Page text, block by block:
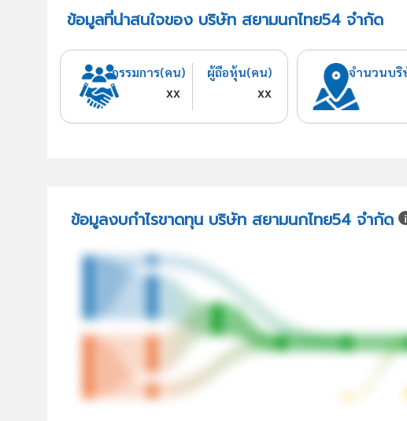
ข้อมูลที่น่าสนใจของ บริษัท สยามนกไทย54 จำกัด
กรรมการ(คน)
xx
ผู้ถือหุ้น(คน)
xx
จำนวนบริ
ข้อมูลงบกำไรขาดทุน บริษัท สยามนกไทย54 จำกัด